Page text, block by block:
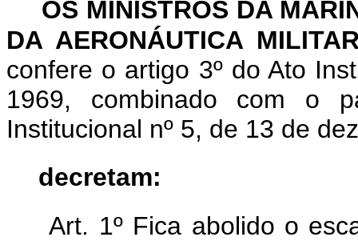
OS MINISTROS DA
DA AERONÁUTICA
confere o artigo 3º do Ato
1969, combinado com o
Institucional nº 5, de 13 de
decretam:
Art. 1º Fica abolido o